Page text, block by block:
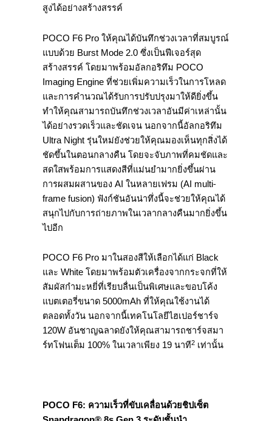
สูงได้อย่างสร้างสรรค์
POCO F6 Pro ให้คุณได้บันทึกช่วงเวลาที่สมบูรณ์
แบบด้วย Burst Mode 2.0 ซึ่งเป็นฟีเจอร์สุด
สร้างสรรค์ โดยมาพร้อมอัลกอริทึม POCO
Imaging Engine ที่ช่วยเพิ่มความเร็วในการโหลด
และการคำนวณได้รับการปรับปรุงมาให้ดียิ่งขึ้น
ทำให้คุณสามารถบันทึกช่วงเวลาอันมีค่าเหล่านั้น
ได้อย่างรวดเร็วและชัดเจน นอกจากนี้อัลกอริทึม
Ultra Night รุ่นใหม่ยังช่วยให้คุณมองเห็นทุกสิ่งได้
ชัดขึ้นในตอนกลางคืน โดยจะจับภาพที่คมชัดและ
สดใสพร้อมการแสดงสีที่แม่นยำมากยิ่งขึ้นผ่าน
การผสมผสานของ AI ในหลายเฟรม (AI multi-
frame fusion) ฟังก์ชันอันน่าทึ่งนี้จะช่วยให้คุณได้
สนุกไปกับการถ่ายภาพในเวลากลางคืนมากยิ่งขึ้น
ไปอีก
POCO F6 Pro มาในสองสีให้เลือกได้แก่ Black
และ White โดยมาพร้อมตัวเครื่องจากกระจกที่ให้
สัมผัสกำมะหยี่ที่เรียบลื่นเป็นพิเศษและขอบโค้ง
แบตเตอรี่ขนาด 5000mAh ที่ให้คุณใช้งานได้
ตลอดทั้งวัน นอกจากนี้เทคโนโลยีไฮเปอร์ชาร์จ
120W อันชาญฉลาดยังให้คุณสามารถชาร์จสมา
ร์ทโฟนเต็ม 100% ในเวลาเพียง 19 นาที2 เท่านั้น
POCO F6: ความเร็วที่ขับเคลื่อนด้วยชิปเซ็ต